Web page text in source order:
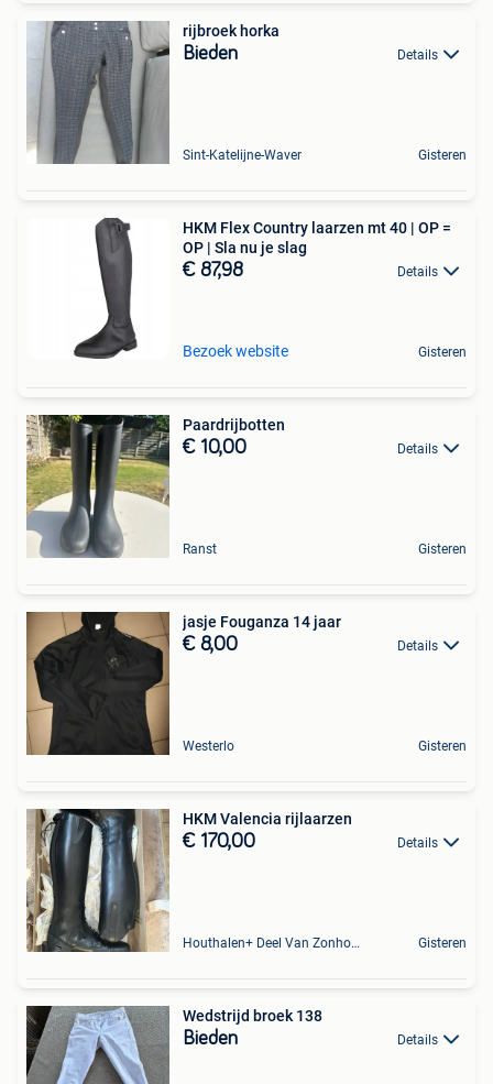
rijbroek horka
Bieden Details
Sint-Katelijne-Waver Gisteren
HKM Flex Country laarzen mt 40 | OP =
OP | Sla nu je slag
€ 87,98 Details
Bezoek website Gisteren
Paardrijbotten
€ 10,00 Details
Ranst Gisteren
jasje Fouganza 14 jaar
€ 8,00 Details
Westerlo Gisteren
HKM Valencia rijlaarzen
€ 170,00 Details
Houthalen+ Deel Van Zonhoven En Zolder Gisteren
Wedstrijd broek 138
Bieden Details